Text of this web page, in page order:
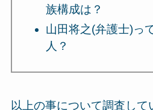
族構成は？
山田将之(弁護士)っ
人？
以上の事について調査して